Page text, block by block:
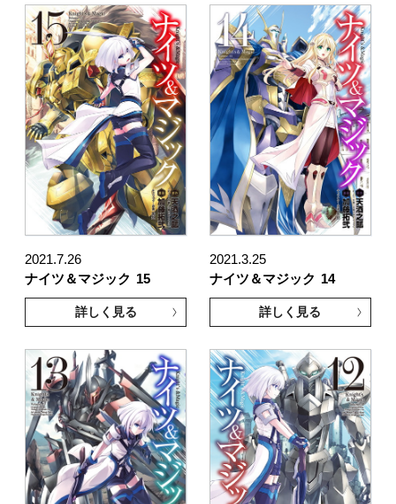
2021.7.26
ナイツ＆マジック 15
詳しく見る
2021.3.25
ナイツ＆マジック 14
詳しく見る